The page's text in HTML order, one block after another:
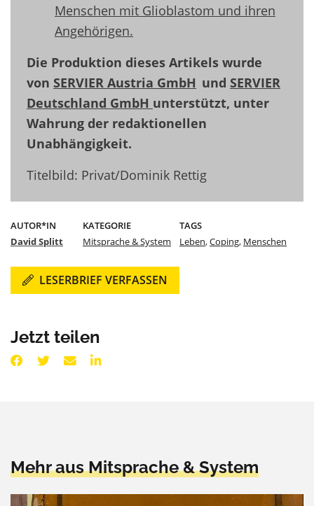
Menschen mit Glioblastom und ihren
Angehörigen.
Die Produktion dieses Artikels wurde
von SERVIER Austria GmbH und SERVIER
Deutschland GmbH unterstützt, unter
Wahrung der redaktionellen
Unabhängigkeit.
Titelbild: Privat/Dominik Rettig
AUTOR*IN
David Splitt
KATEGORIE
Mitsprache & System
TAGS
Leben,Coping, Menschen
LESERBRIEF VERFASSEN
Jetzt teilen
Mehr aus Mitsprache & System